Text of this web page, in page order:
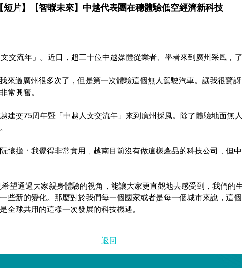
短片】【智聯未來】中越代表團在穗體驗低空經濟新科技
交流年」。近日，超三十位中越媒體從業者、學者來到廣州采風，
來過廣州很多次了，但是第一次體驗這個無人駕駛汽車。讓我很驚
常興奮。
建交75周年暨「中越人文交流年」來到廣州採風。除了體驗地面無
懷擔：我覺得非常實用，越南目前沒有做這樣產品的科技公司，但
望通過大家親身體驗的視角，能讓大家更直觀地去感受到，我們的
些新的變化。那麼對於我們每一個國家或者是每一個城市來說，這
全球共用的這樣一次發展的科技機遇。
返回